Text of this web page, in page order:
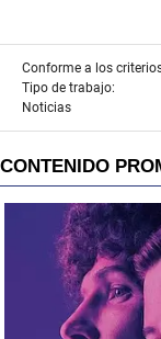
Conforme a los
Tipo de trabajo:
Noticias